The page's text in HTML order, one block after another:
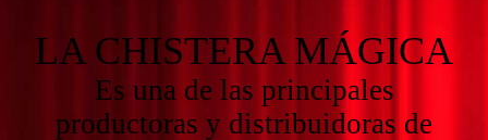
LA CHISTERA MÁGICA
Es una de las principales
productoras y distribuidoras de